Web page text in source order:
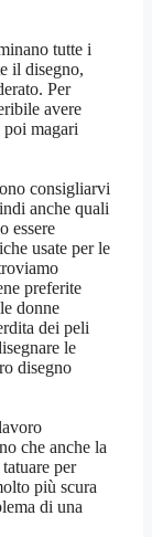
tutte i
il disegno,
Per
avere
magari
consigliarvi
anche quali
essere
usate per le
preferite
donne
dei peli
le
disegno
che anche la
per
più scura
di una